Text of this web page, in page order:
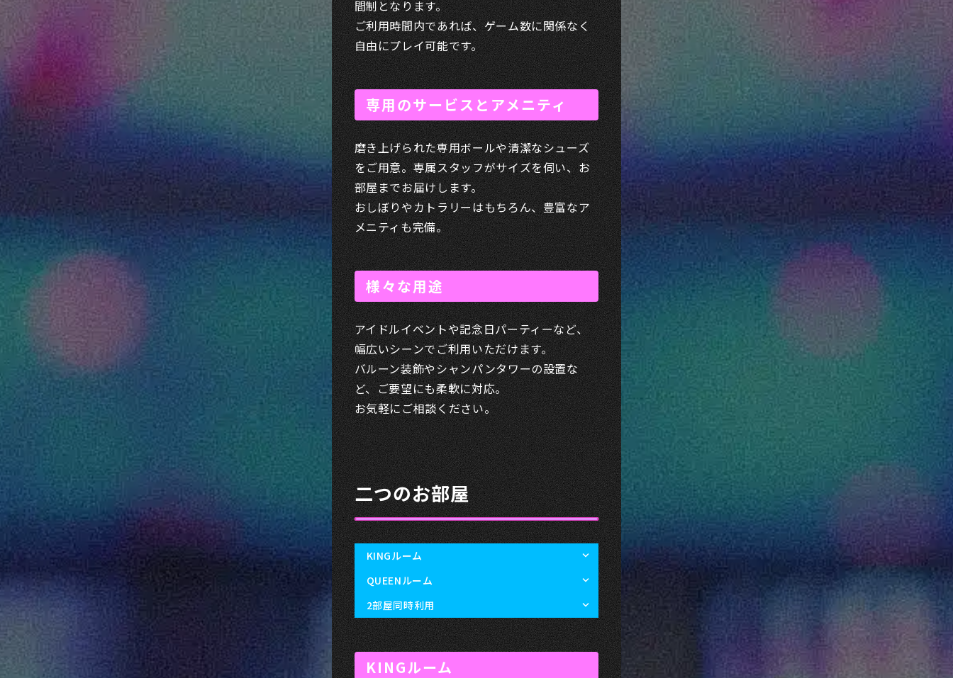
間制となります。
ご利用時間内であれば、ゲーム数に関係なく
自由にプレイ可能です。
専用のサービスとアメニティ
磨き上げられた専用ボールや清潔なシューズ
をご用意。専属スタッフがサイズを伺い、お
部屋までお届けします。
おしぼりやカトラリーはもちろん、豊富なア
メニティも完備。
様々な用途
アイドルイベントや記念日パーティーなど、
幅広いシーンでご利用いただけます。
バルーン装飾やシャンパンタワーの設置な
ど、ご要望にも柔軟に対応。
お気軽にご相談ください。
二つのお部屋
KINGルーム
QUEENルーム
2部屋同時利用
KINGルーム